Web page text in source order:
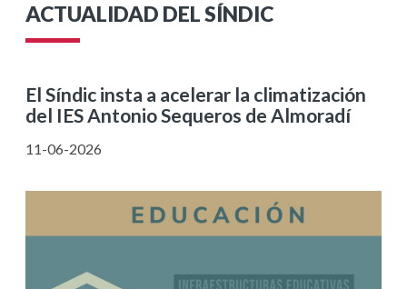
ACTUALIDAD DEL SÍNDIC
El Síndic insta a acelerar la climatización
del IES Antonio Sequeros de Almoradí
11-06-2026